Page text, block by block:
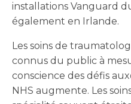
installations Vanguard
également en Irlande.
Les soins de
connus du public à
conscience des défis
NHS augmente. Les